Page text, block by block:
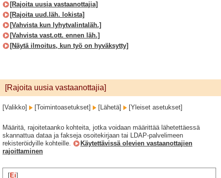
[Rajoita uusia vastaanottajia]
[Rajoita uud.läh. lokista]
[Vahvista kun lyhytvalintaläh.]
[Vahvista vast.ott. ennen läh.]
[Näytä ilmoitus, kun työ on hyväksytty]
[Rajoita uusia vastaanottajia]
[Valikko] [Toimintoasetukset] [Lähetä] [Yleiset asetukset]
Määritä, rajoitetaanko kohteita, jotka voidaan määrittää lähetettäessä
skannattua dataa ja fakseja osoitekirjaan tai LDAP-palvelimeen
rekisteröidyille kohteille.
Käytettävissä olevien vastaanottajien
rajoittaminen
[Ei]